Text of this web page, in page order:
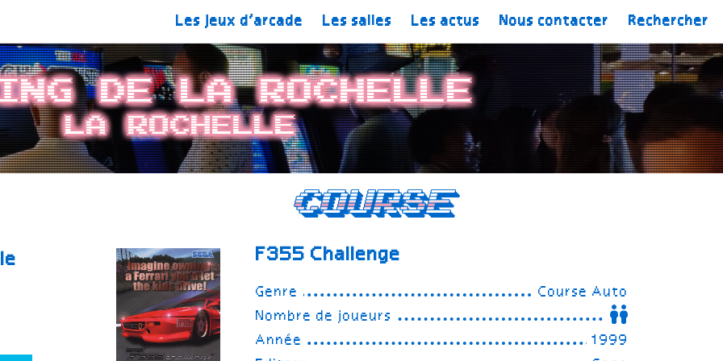
Les jeux d’arcade Les salles Les actus Nous contacter Rechercher
de La Rochelle
La Rochelle
Course
F355 Challenge
Genre
Course Auto
Nombre de joueurs
Année
1999